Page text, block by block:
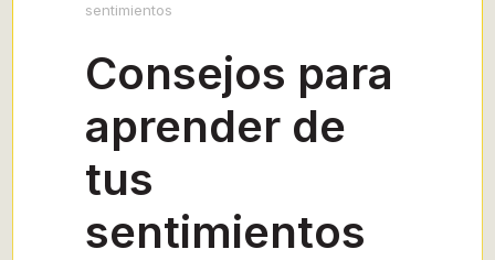
sentimientos
Consejos para
aprender de
tus
sentimientos